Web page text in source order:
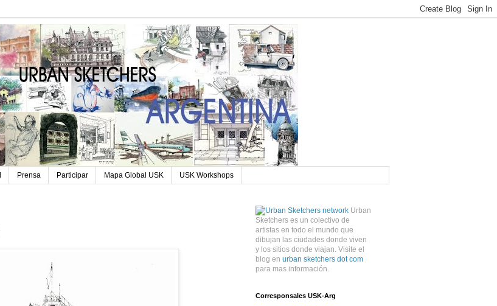
Prensa Participar Mapa Global USK USK Workshops
Urban
Sketchers es un colectivo de
artistas en todo el mundo que
dibujan las ciudades donde viven
y los sitios donde viajan. Visite el
blog en urban sketchers dot com
para mas información.
Corresponsales USK-Arg